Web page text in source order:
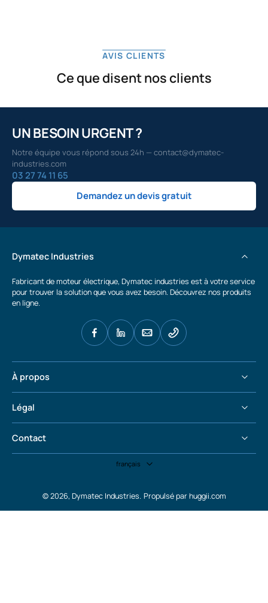
AVIS CLIENTS
Ce que disent nos clients
UN BESOIN URGENT ?
Notre équipe vous répond sous 24h — contact@dymatec-
industries.com
03 27 74 11 65
Demandez un devis gratuit
Dymatec Industries
Fabricant de moteur électrique, Dymatec industries est à votre service
pour trouver la solution que vous avez besoin. Découvrez nos produits
en ligne.
À propos
Légal
Contact
français
© 2026, Dymatec Industries. Propulsé par huggii.com